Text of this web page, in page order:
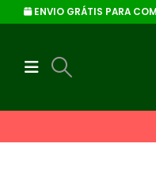
ENVIO GRÁTIS PARA